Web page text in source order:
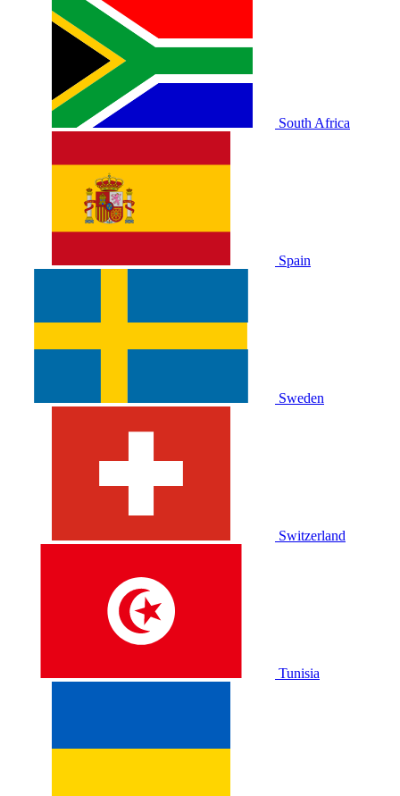
South Africa
Spain
Sweden
Switzerland
Tunisia